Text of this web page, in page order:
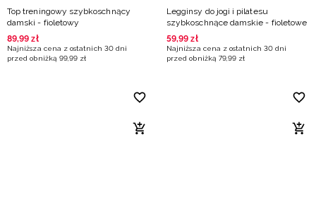
Top treningowy szybkoschnący
damski - fioletowy
89,99 zł
Najniższa cena z ostatnich 30 dni
przed obniżką 99,99 zł
Legginsy do jogi i pilatesu
szybkoschnące damskie - fioletowe
59,99 zł
Najniższa cena z ostatnich 30 dni
przed obniżką 79,99 zł